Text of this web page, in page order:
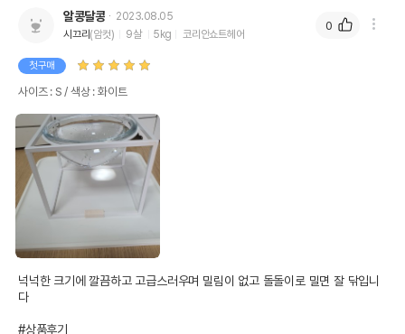
알콩달콩
2023.08.05
시끄리 (암컷) 9살 5kg 코리안쇼트헤어
첫구매
사이즈 : S / 색상 : 화이트
넉넉한 크기에 깔끔하고 고급스러우며 밀림이 없고 돌돌이로 밀면 잘 닦입니
다
#상품후기
0